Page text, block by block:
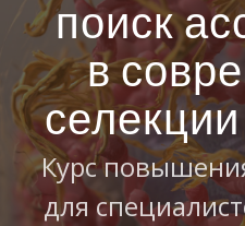
поиск
в
Курс
для